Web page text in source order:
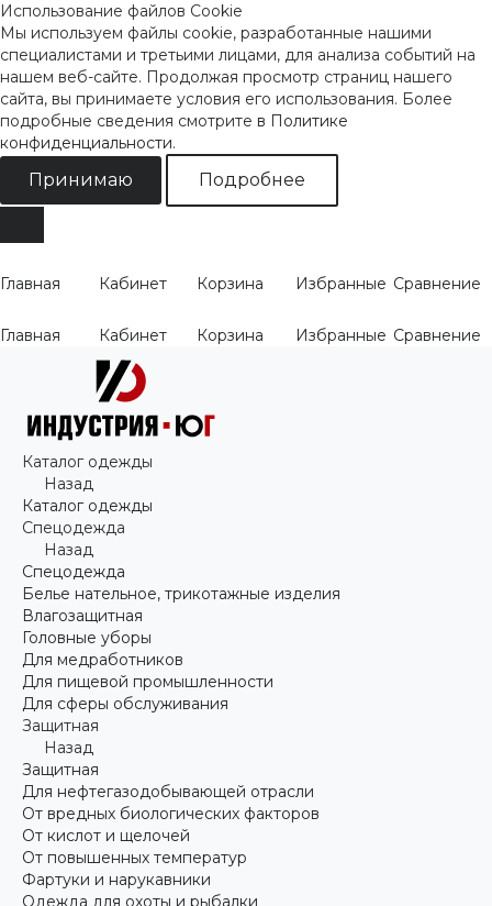
Использование файлов Cookie
Мы используем файлы cookie, разработанные нашими
специалистами и третьими лицами, для анализа событий на
нашем веб-сайте. Продолжая просмотр страниц нашего
сайта, вы принимаете условия его использования. Более
подробные сведения смотрите в Политике
конфиденциальности.
Принимаю Подробнее
Главная Кабинет Корзина Избранные Сравнение
Главная Кабинет Корзина Избранные Сравнение
Каталог одежды
Назад
Каталог одежды
Спецодежда
Назад
Спецодежда
Белье нательное, трикотажные изделия
Влагозащитная
Головные уборы
Для медработников
Для пищевой промышленности
Для сферы обслуживания
Защитная
Назад
Защитная
Для нефтегазодобывающей отрасли
От вредных биологических факторов
От кислот и щелочей
От повышенных температур
Фартуки и нарукавники
Одежда для охоты и рыбалки